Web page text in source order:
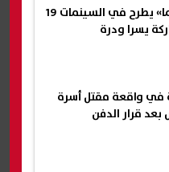
فيلم «الست لما» يطرح في السينمات 19
يسرا ودرة
في واقعة مقتل أسرة
قرار الدفن